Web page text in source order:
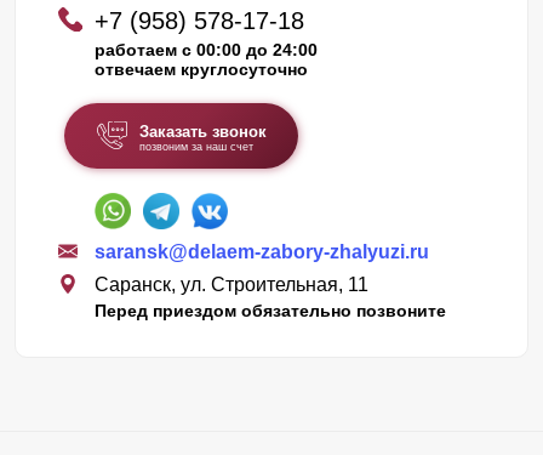
+7 (958) 578-17-18
работаем с 00:00 до 24:00
отвечаем круглосуточно
Заказать звонок
позвоним за наш счет
saransk@delaem-zabory-zhalyuzi.ru
Саранск, ул. Строительная, 11
Перед приездом обязательно позвоните